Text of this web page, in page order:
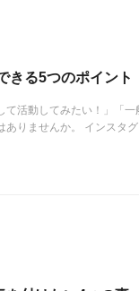
きる5つのポイント
て活動してみたい！」「一
ありませんか。 インスタグ